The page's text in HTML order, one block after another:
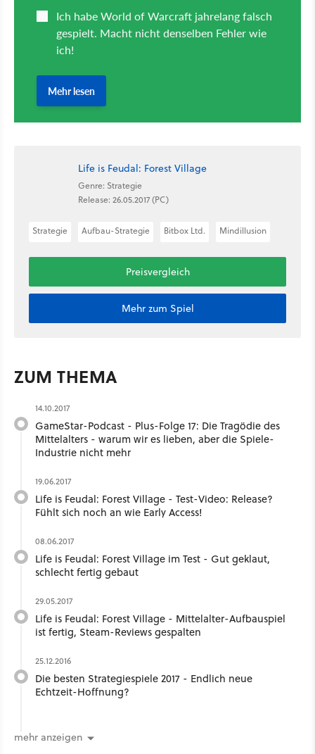
Life is Feudal: Forest Village
Genre: Strategie
Release: 26.05.2017 (PC)
Strategie Aufbau-Strategie Bitbox Ltd. Mindillusion
Preisvergleich
Mehr zum Spiel
ZUM THEMA
14.10.2017
GameStar-Podcast - Plus-Folge 17: Die Tragödie des
Mittelalters - warum wir es lieben, aber die Spiele-
Industrie nicht mehr
19.06.2017
Life is Feudal: Forest Village - Test-Video: Release?
Fühlt sich noch an wie Early Access!
08.06.2017
Life is Feudal: Forest Village im Test - Gut geklaut,
schlecht fertig gebaut
29.05.2017
Life is Feudal: Forest Village - Mittelalter-Aufbauspiel
ist fertig, Steam-Reviews gespalten
25.12.2016
Die besten Strategiespiele 2017 - Endlich neue
Echtzeit-Hoffnung?
mehr anzeigen